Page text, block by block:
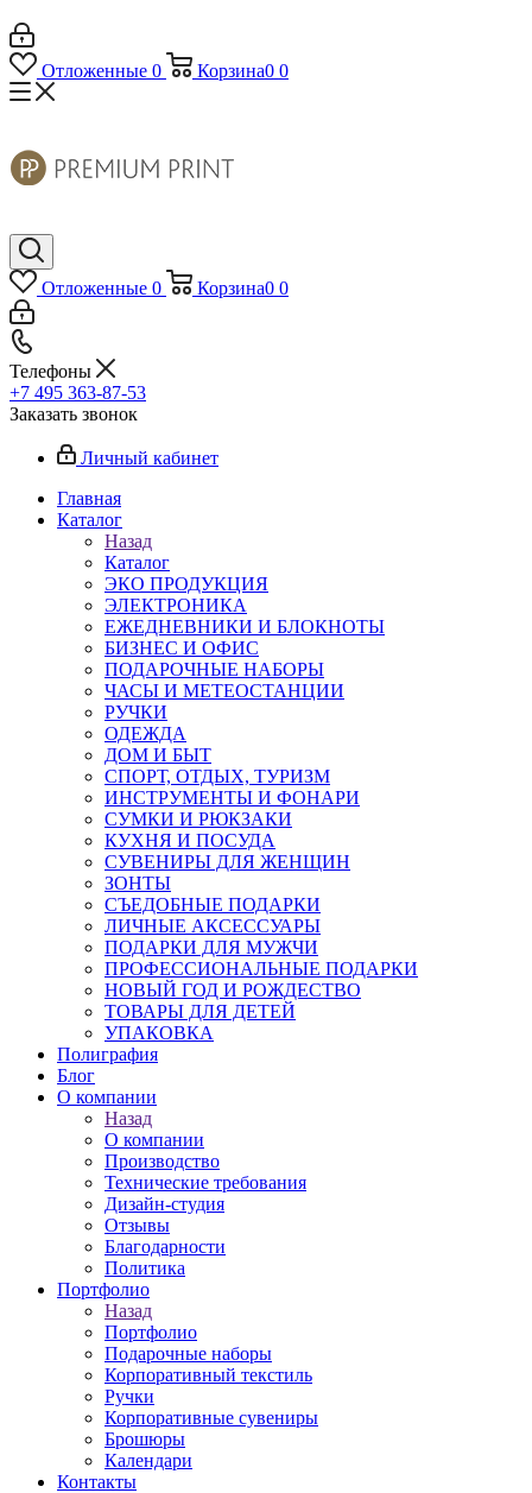
Отложенные 0 Корзина0 0
Отложенные 0 Корзина0 0
Телефоны
+7 495 363-87-53
Заказать звонок
Личный кабинет
Главная
Каталог
Назад
Каталог
ЭКО ПРОДУКЦИЯ
ЭЛЕКТРОНИКА
ЕЖЕДНЕВНИКИ И БЛОКНОТЫ
БИЗНЕС И ОФИС
ПОДАРОЧНЫЕ НАБОРЫ
ЧАСЫ И МЕТЕОСТАНЦИИ
РУЧКИ
ОДЕЖДА
ДОМ И БЫТ
СПОРТ, ОТДЫХ, ТУРИЗМ
ИНСТРУМЕНТЫ И ФОНАРИ
СУМКИ И РЮКЗАКИ
КУХНЯ И ПОСУДА
СУВЕНИРЫ ДЛЯ ЖЕНЩИН
ЗОНТЫ
СЪЕДОБНЫЕ ПОДАРКИ
ЛИЧНЫЕ АКСЕССУАРЫ
ПОДАРКИ ДЛЯ МУЖЧИ
ПРОФЕССИОНАЛЬНЫЕ ПОДАРКИ
НОВЫЙ ГОД И РОЖДЕСТВО
ТОВАРЫ ДЛЯ ДЕТЕЙ
УПАКОВКА
Полиграфия
Блог
О компании
Назад
О компании
Производство
Технические требования
Дизайн-студия
Отзывы
Благодарности
Политика
Портфолио
Назад
Портфолио
Подарочные наборы
Корпоративный текстиль
Ручки
Корпоративные сувениры
Брошюры
Календари
Контакты